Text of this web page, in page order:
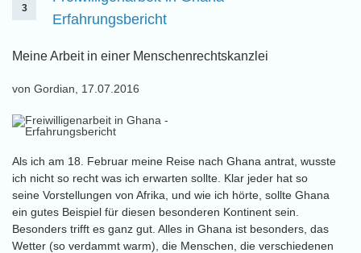
3
Erfahrungsbericht
Meine Arbeit in einer Menschenrechtskanzlei
von Gordian, 17.07.2016
Als ich am 18. Februar meine Reise nach Ghana antrat, wusste
ich nicht so recht was ich erwarten sollte. Klar jeder hat so
seine Vorstellungen von Afrika, und wie ich hörte, sollte Ghana
ein gutes Beispiel für diesen besonderen Kontinent sein.
Besonders trifft es ganz gut. Alles in Ghana ist besonders, das
Wetter (so verdammt warm), die Menschen, die verschiedenen